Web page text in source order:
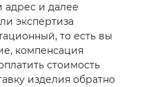
адрес и далее
экспертиза
то есть вы
компенсация
стоимость
изделия обратно